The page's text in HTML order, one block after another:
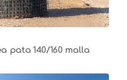
pata 140/160 malla